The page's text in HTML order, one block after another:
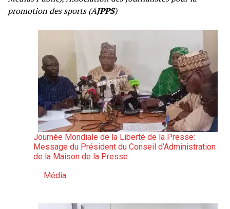
promotion des sports (AJPPS)
Journée Mondiale de la Liberté de la Presse:
Message du Président du Conseil d’Administration
de la Maison de la Presse
Par rapport à
Média